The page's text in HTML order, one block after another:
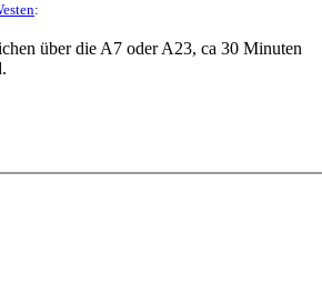
:
über die A7 oder A23, ca 30 Minuten